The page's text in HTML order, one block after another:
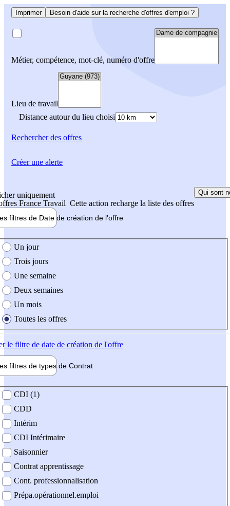
Imprimer Besoin d'aide sur la recherche d'offres d'emploi ?
Métier, compétence, mot-clé, numéro d'offre
Lieu de travail
Distance autour du lieu choisi
Rechercherdes offres
uniquement
France Travail Cette action recharge la liste des offres
Qui sont
filtres de Date de création de l'offre
création de l'offre
Un jour
Trois jours
Une semaine
Deux semaines
Un mois
Toutes les offres
le filtre de date de création de l'offre
filtres de types de Contrat
contrat
CDI (1)
CDD
Intérim
CDI Intérimaire
Saisonnier
Contrat apprentissage
Cont. professionnalisation
Prépa.opérationnel.emploi
Créer une alerte